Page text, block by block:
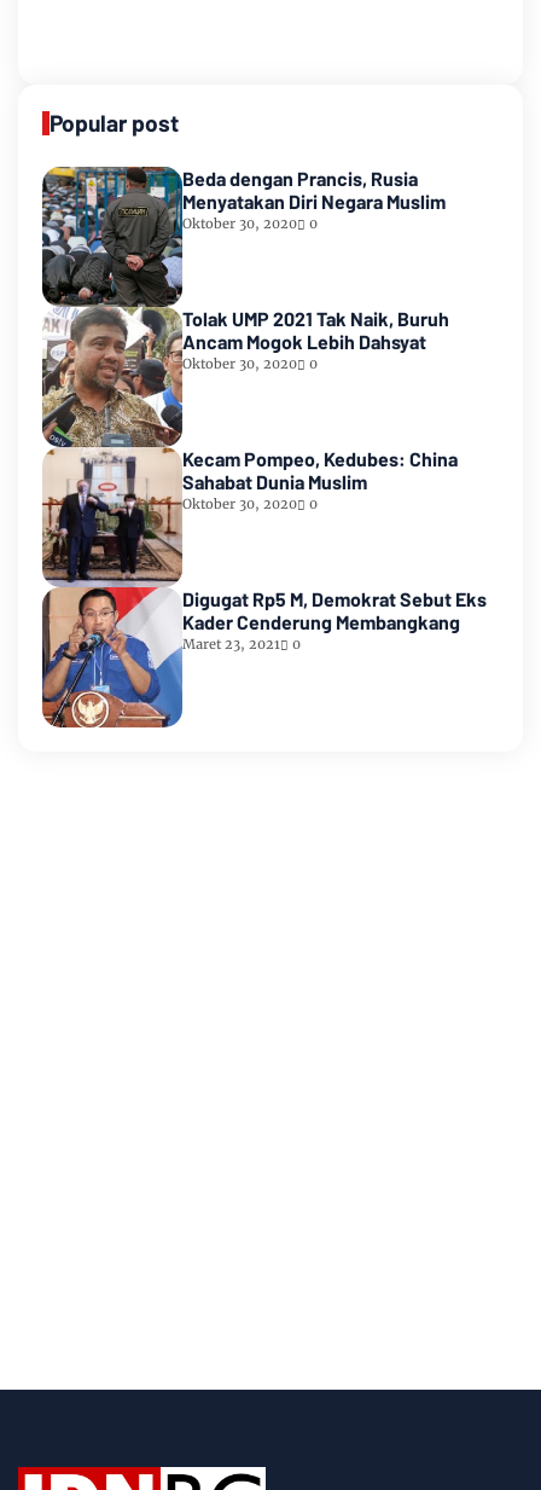
Popular post
Beda dengan Prancis, Rusia
Menyatakan Diri Negara Muslim
Oktober 30, 2020 0
Tolak UMP 2021 Tak Naik, Buruh
Ancam Mogok Lebih Dahsyat
Oktober 30, 2020 0
Kecam Pompeo, Kedubes: China
Sahabat Dunia Muslim
Oktober 30, 2020 0
Digugat Rp5 M, Demokrat Sebut Eks
Kader Cenderung Membangkang
Maret 23, 2021 0